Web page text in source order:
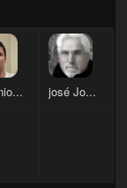
josé Jo...